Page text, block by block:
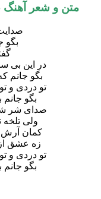
متن و شعر
بگو
در این بی
بگو جانم
تو دردی و
بگو جانم
صدای شر شر
ولی تلخه
کمان آرش
زه عشق از
تو دردی و
بگو جانم